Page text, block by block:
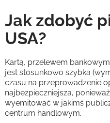
Jak zdobyć
USA?
Kartą, przelewem
jest stosunkowo szybka
czasu na przeprowadzenie
najbezpieczniejsza,
wyemitować w jakimś
centrum handlowym.